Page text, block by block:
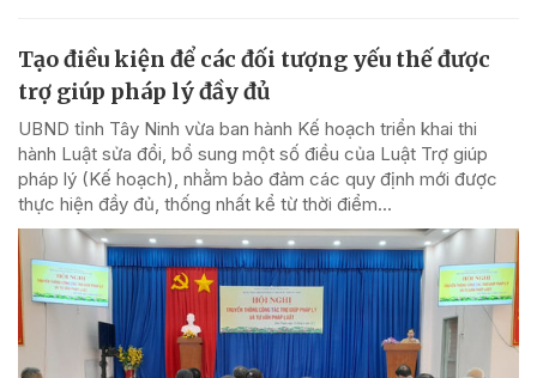
Tạo điều kiện để các đối tượng yếu thế được
trợ giúp pháp lý đầy đủ
UBND tỉnh Tây Ninh vừa ban hành Kế hoạch triển khai thi
hành Luật sửa đổi, bổ sung một số điều của Luật Trợ giúp
pháp lý (Kế hoạch), nhằm bảo đảm các quy định mới được
thực hiện đầy đủ, thống nhất kể từ thời điểm...